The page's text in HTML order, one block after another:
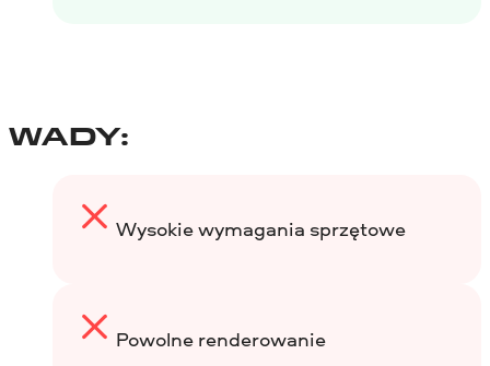
WADY:
Wysokie wymagania sprzętowe
Powolne renderowanie